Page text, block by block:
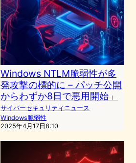
Windows NTLM脆弱性が多
発攻撃の標的に – パッチ公開
からわずか8日で悪用開始」
サイバーセキュリティニュース
Windows脆弱性
2025年4月17日8:10